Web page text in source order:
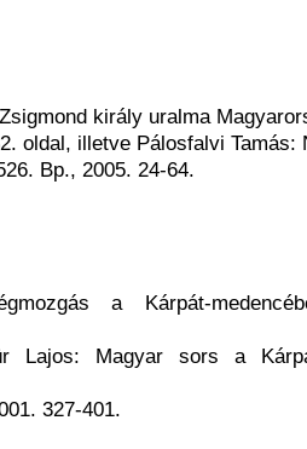
király uralma
oldal, illetve Pálosfalvi Tamás:
Bp., 2005. 24-64.
a Kárpát-
Lajos: Magyar sors a
327-401.